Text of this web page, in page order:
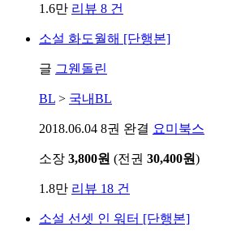
1.6만 리뷰 8 건
소설 화도월해 [단행본]
글 그웬돌린
BL > 국내BL
2018.06.04 8권 완결 요미북스
소장 3,800원 (전권 30,400원)
1.8만 리뷰 18 건
소설 선셋 인 워터 [단행본]